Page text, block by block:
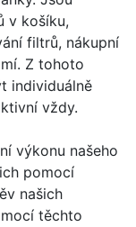
v košíku,
filtrů, nákupní
Z tohoto
individuálně
vždy.
výkonu našeho
pomocí
našich
těchto